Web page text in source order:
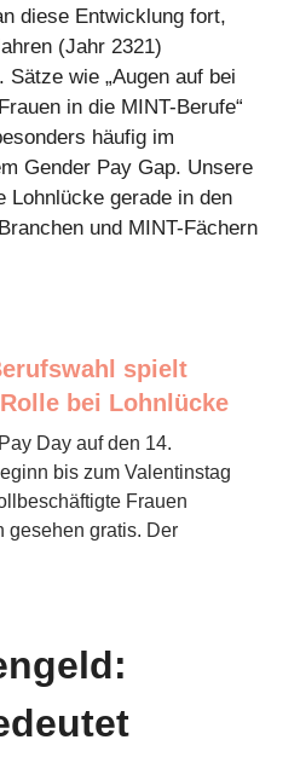
diese Entwicklung fort,
(Jahr 2321)
wie „Augen auf bei
in die MINT-Berufe“
häufig im
Gender Pay Gap. Unsere
Lohnlücke gerade in den
und MINT-Fächern
spielt
bei Lohnlücke
Day auf den 14.
bis zum Valentinstag
Frauen
gesehen gratis. Der